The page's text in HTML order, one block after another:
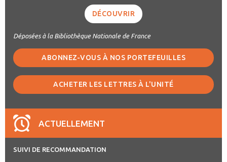
DÉCOUVRIR
Déposées à la Bibliothèque Nationale de France
ABONNEZ-VOUS À NOS PORTEFEUILLES
ACHETER LES LETTRES À L'UNITÉ
ACTUELLEMENT
SUIVI DE RECOMMANDATION